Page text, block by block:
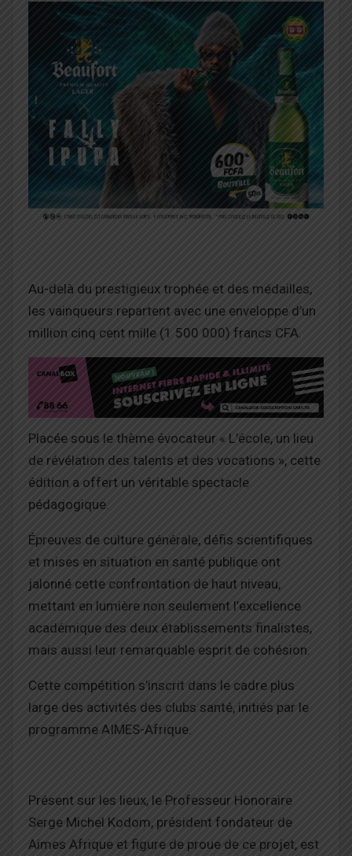
Au-delà du prestigieux trophée et des médailles,
les vainqueurs repartent avec une enveloppe d’un
million cinq cent mille (1 500 000) francs CFA.
Placée sous le thème évocateur « L’école, un lieu
de révélation des talents et des vocations », cette
édition a offert un véritable spectacle
pédagogique.
Épreuves de culture générale, défis scientifiques
et mises en situation en santé publique ont
jalonné cette confrontation de haut niveau,
mettant en lumière non seulement l’excellence
académique des deux établissements finalistes,
mais aussi leur remarquable esprit de cohésion.
Cette compétition s’inscrit dans le cadre plus
large des activités des clubs santé, initiés par le
programme AIMES-Afrique.
Présent sur les lieux, le Professeur Honoraire
Serge Michel Kodom, président fondateur de
Aimes Afrique et figure de proue de ce projet, est